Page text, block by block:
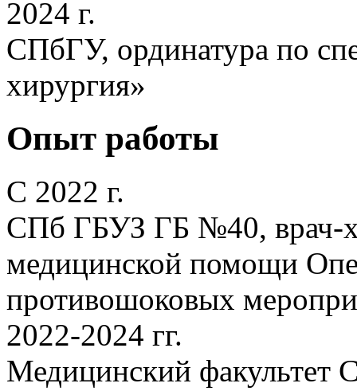
2024 г.
СПбГУ, ординатура по
хирургия»
Опыт работы
С 2022 г.
СПб ГБУЗ ГБ №40, врач-
медицинской помощи
противошоковых
2022-2024 гг.
Медицинский факультет